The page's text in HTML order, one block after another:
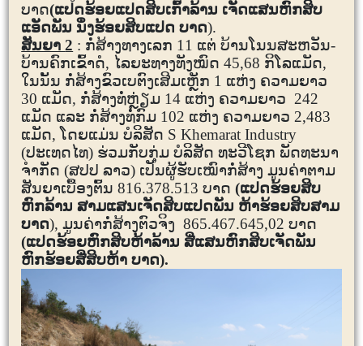
ບາດ(ແປດຮ້ອຍແປດສິບເກົ້າລ້ານ ເຈັດແສນຫົກສິບ
ແອັດພັນ ນຶ່ງຮ້ອຍສິບແປດ ບາດ).
ສັນຍາ2 : ກໍ່ສ້າງທາງເລກ 11 ແຕ່ ບ້ານໂນນສະຫວັນ-
ບ້ານຄົກເຂົ້າດໍ, ໄລຍະທາງທັງໝົດ 45,68 ກິໂລແມັດ,
ໃນນັ້ນ ກໍ່ສ້າງຂົວເບຕົງເສີມເຫຼັກ 1 ແຫ່ງ ຄວາມຍາວ
30 ແມັດ, ກໍ່ສ້າງທໍ່ຫຼ່ຽມ 14 ແຫ່ງ ຄວາມຍາວ 242
ແມັດ ແລະ ກໍ່ສ້າງທໍ່ກົມ 102 ແຫ່ງ ຄວາມຍາວ 2,483
ແມັດ, ໂດຍແມ່ນ ບໍລິສັດ S Khemarat Industry
(ປະເທດໄທ) ຮ່ວມກັບກຸ່ມ ບໍລິສັດ ທະວີໂຊກ ພັດທະນາ
ຈໍາກັດ (ສປປ ລາວ) ເປັນຜູ້ຮັບເໝົາກໍ່ສ້າງ ມູນຄ່າຕາມ
ສັນຍາເບື້ອງຕົ້ນ 816.378.513 ບາດ(ແປດຮ້ອຍສິບ
ຫົກລ້ານ ສາມແສນເຈັດສິບແປດພັນ ຫ້າຮ້ອຍສິບສາມ
ບາດ), ມູນຄ່າກໍ່ສ້າງຕົວຈິງ 865.467.645,02 ບາດ
(ແປດຮ້ອຍຫົກສິບຫ້າລ້ານ ສີ່ແສນຫົກສິບເຈັດພັນ
ຫົກຮ້ອຍສີ່ສິບຫ້າ ບາດ).